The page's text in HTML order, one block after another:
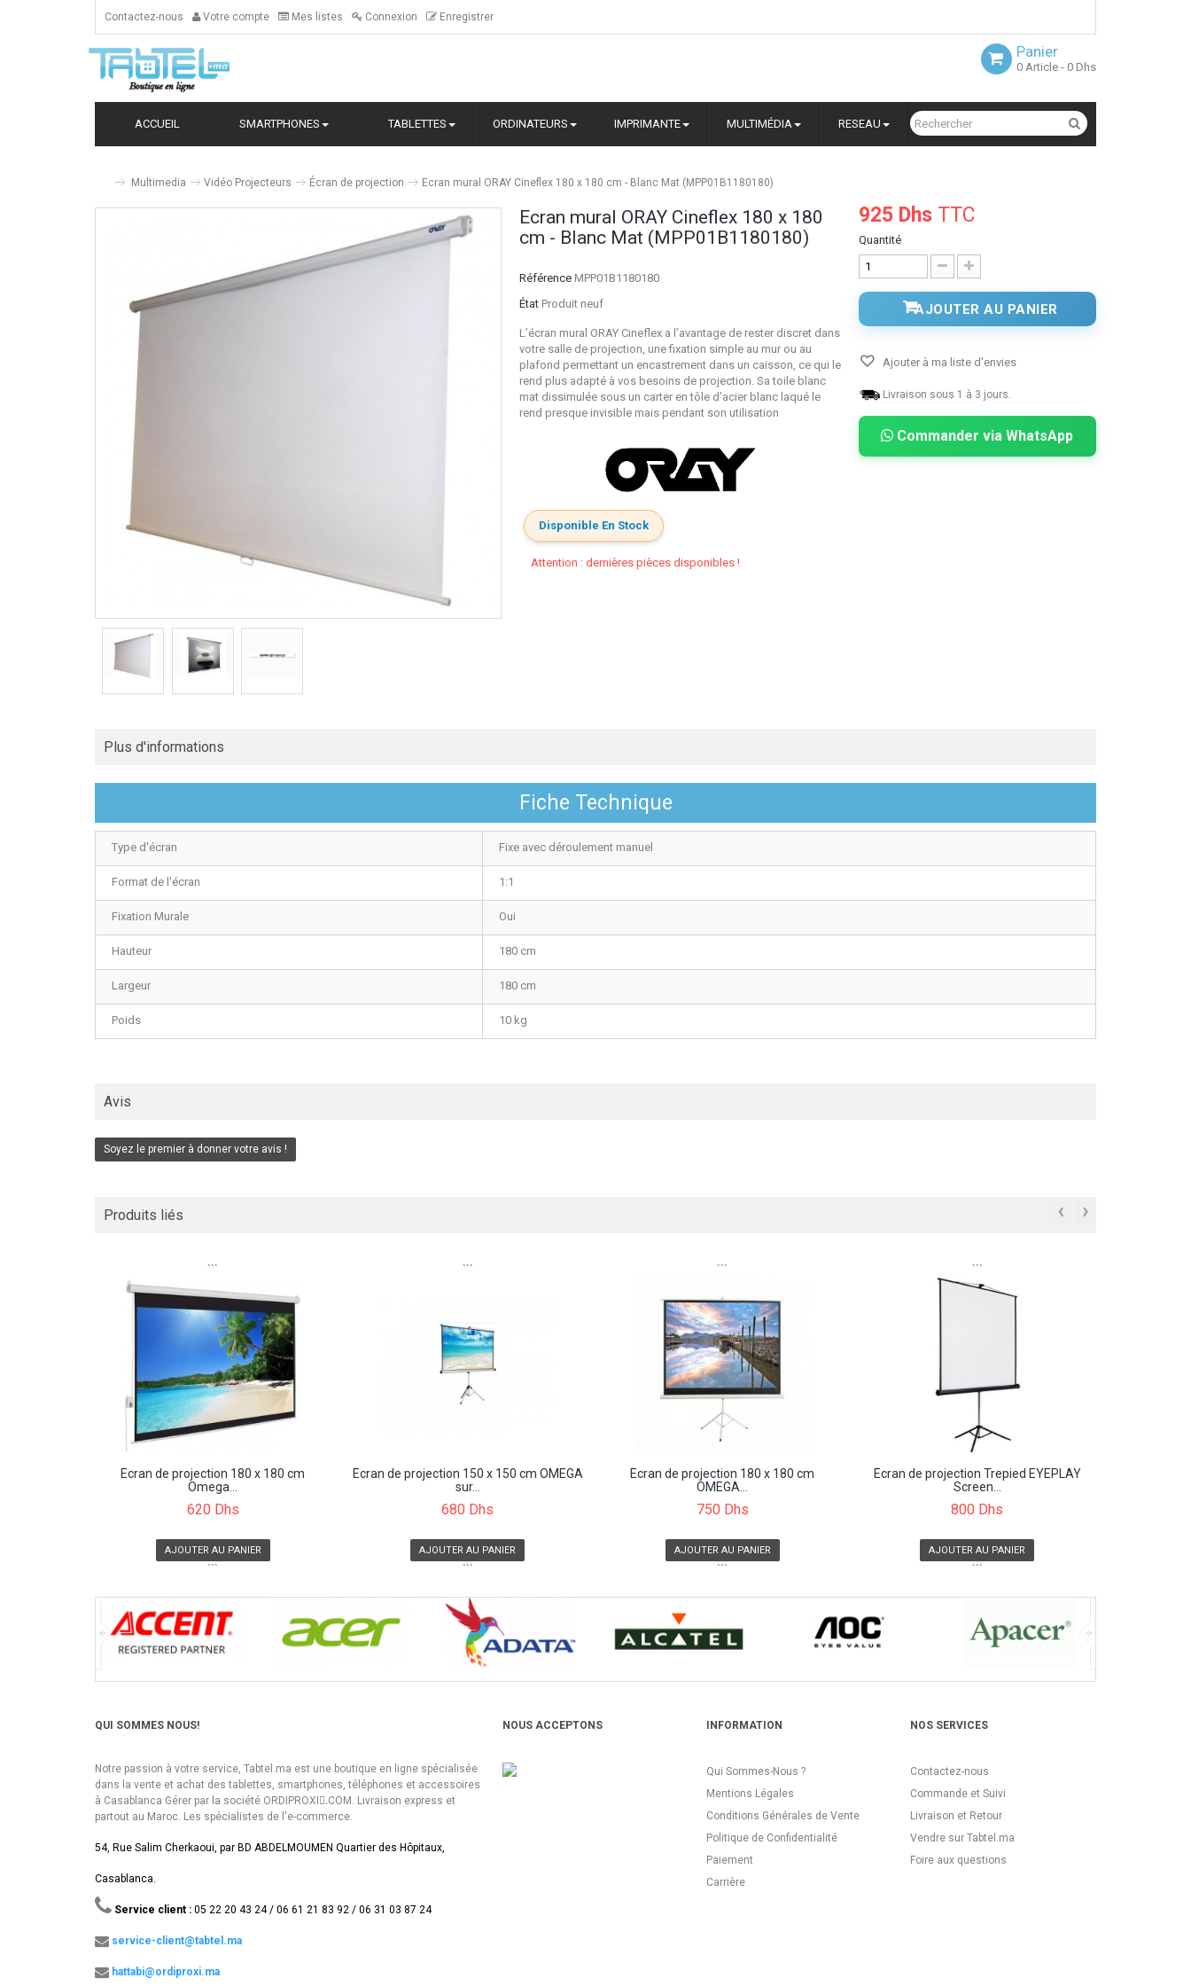
Contactez-nous Votre compte Mes listes Connexion Enregistrer
Panier
0 Article - 0 Dhs
ACCUEIL SMARTPHONES TABLETTES ORDINATEURS IMPRIMANTE MULTIMÉDIA RESEAU
Multimedia Vidéo Projecteurs Écran de projection Ecran mural ORAY Cineflex 180 x 180 cm - Blanc Mat (MPP01B1180180)
Ecran mural ORAY Cineflex 180 x 180
cm - Blanc Mat (MPP01B1180180)
Référence MPP01B1180180
État Produit neuf
L’écran mural ORAY Cineflex a l’avantage de rester discret dans
votre salle de projection, une fixation simple au mur ou au
plafond permettant un encastrement dans un caisson, ce qui le
rend plus adapté à vos besoins de projection. Sa toile blanc
mat dissimulée sous un carter en tôle d’acier blanc laqué le
rend presque invisible mais pendant son utilisation
Disponible En Stock
Attention : dernières pièces disponibles !
925 Dhs TTC
Quantité
AJOUTER AU PANIER
Ajouter à ma liste d'envies
Livraison sous 1 à 3 jours.
Commander via WhatsApp
Plus d'informations
Fiche Technique
Type d'écran Fixe avec déroulement manuel
Format de l'écran 1:1
Fixation Murale Oui
Hauteur 180 cm
Largeur 180 cm
Poids 10 kg
Avis
Soyez le premier à donner votre avis !
Produits liés ‹ ›
```
Écran de projection 180 x 180 cm
Omega...
620 Dhs
AJOUTER AU PANIER
```
```
Écran de projection 150 x 150 cm OMEGA
sur...
680 Dhs
AJOUTER AU PANIER
```
```
Écran de projection 180 x 180 cm
OMEGA...
750 Dhs
AJOUTER AU PANIER
```
```
Écran de projection Trepied EYEPLAY
Screen...
800 Dhs
AJOUTER AU PANIER
```
QUI SOMMES NOUS!
Notre passion à votre service, Tabtel.ma est une boutique en ligne spécialisée
dans la vente et achat des tablettes, smartphones, téléphones et accessoires
à Casablanca Gérer par la société ORDIPROXI.ِCOM. Livraison express et
partout au Maroc. Les spécialistes de l'e-commerce.
54, Rue Salim Cherkaoui, par BD ABDELMOUMEN Quartier des Hôpitaux,
Casablanca.
Service client : 05 22 20 43 24 / 06 61 21 83 92 / 06 31 03 87 24
service-client@tabtel.ma
hattabi@ordiproxi.ma
NOUS ACCEPTONS INFORMATION
Qui Sommes-Nous ?
Mentions Légales
Conditions Générales de Vente
Politique de Confidentialité
Paiement
Carrière
NOS SERVICES
Contactez-nous
Commande et Suivi
Livraison et Retour
Vendre sur Tabtel.ma
Foire aux questions